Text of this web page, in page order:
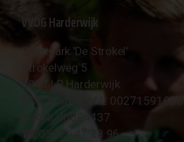
VVOG Harderwijk
Sportpark 'De Strokel'
Strokelweg 5
3847 LR Harderwijk
BTW Nummer NL 002715910B01
KvK Nr 40094437
☎︎ 0341 - 41 28 96